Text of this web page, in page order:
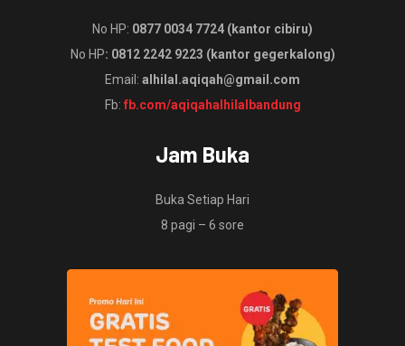
No HP: 0877 0034 7724 (kantor cibiru)
No HP: 0812 2242 9223 (kantor gegerkalong)
Email: alhilal.aqiqah@gmail.com
Fb: fb.com/aqiqahalhilalbandung
Jam Buka
Buka Setiap Hari
8 pagi – 6 sore